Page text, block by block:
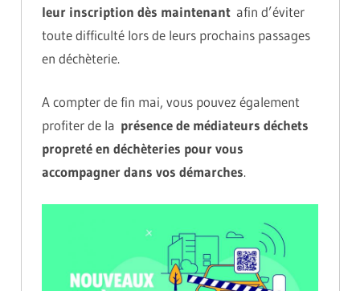
leur inscription dès maintenant afin d’éviter
toute difficulté lors de leurs prochains passages
en déchèterie.
A compter de fin mai, vous pouvez également
profiter de la présence de médiateurs déchets
propreté en déchèteries pour vous
accompagner dans vos démarches.